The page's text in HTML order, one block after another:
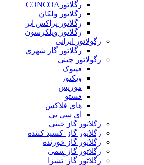
رگلاتورCONCOA
رگلاتور ولکان
رگلاتور پراکس ایر
رگلاتور ویلکرسون
رگولاتور ایرانی
رگلاتور گاز شهری
رگولاتور چینی
فیتوک
ویکتور
موریس
فستو
های فلاکس
ای سی یی
رگلاتور گاز خنثی
رگلاتور گاز اکسید کننده
رگلاتور گاز خورنده
رگلاتور گاز سمی
رگلاتور گاز آتشزا